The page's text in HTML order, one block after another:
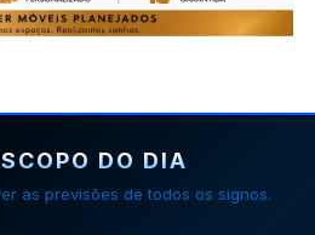
DO DIA
as previsões de todos os signos.